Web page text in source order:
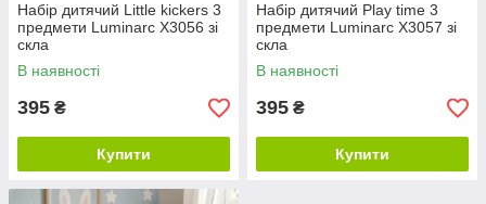
Набір дитячий Little kickers 3
предмети Luminarc X3056 зі
скла
В наявності
395 ₴
Купити
Набір дитячий Play time 3
предмети Luminarc X3057 зі
скла
В наявності
395 ₴
Купити